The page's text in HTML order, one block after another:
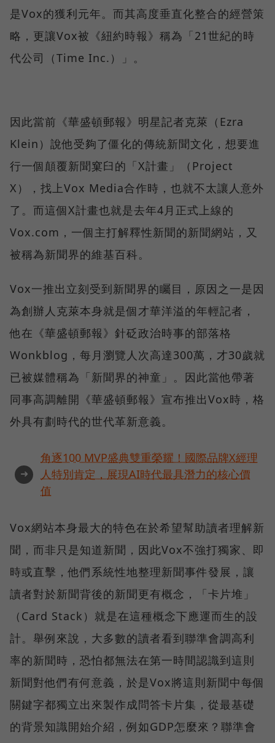
是Vox的獲利元年。而其高度垂直化整合的經營策
略，更讓Vox被《紐約時報》稱為「21世紀的時
代公司（Time Inc.）」。
因此當前《華盛頓郵報》明星記者克萊（Ezra
Klein）說他受夠了僵化的傳統新聞文化，想要進
行一個顛覆新聞窠臼的「X計畫」（Project
X），找上Vox Media合作時，也就不太讓人意外
了。而這個X計畫也就是去年4月正式上線的
Vox.com，一個主打解釋性新聞的新聞網站，又
被稱為新聞界的維基百科。
Vox一推出立刻受到新聞界的矚目，原因之一是因
為創辦人克萊本身就是個才華洋溢的年輕記者，
他在《華盛頓郵報》針砭政治時事的部落格
Wonkblog，每月瀏覽人次高達300萬，才30歲就
已被媒體稱為「新聞界的神童」。因此當他帶著
同事高調離開《華盛頓郵報》宣布推出Vox時，格
外具有劃時代的世代革新意義。
➜
角逐100 MVP盛典雙重榮耀！國際品牌X經理
人特別肯定，展現AI時代最具潛力的核心價
值
Vox網站本身最大的特色在於希望幫助讀者理解新
聞，而非只是知道新聞，因此Vox不強打獨家、即
時或直擊，他們系統性地整理新聞事件發展，讓
讀者對於新聞背後的新聞更有概念，「卡片堆」
（Card Stack）就是在這種概念下應運而生的設
計。舉例來說，大多數的讀者看到聯準會調高利
率的新聞時，恐怕都無法在第一時間認識到這則
新聞對他們有何意義，於是Vox將這則新聞中每個
關鍵字都獨立出來製作成問答卡片集，從最基礎
的背景知識開始介紹，例如GDP怎麼來？聯準會